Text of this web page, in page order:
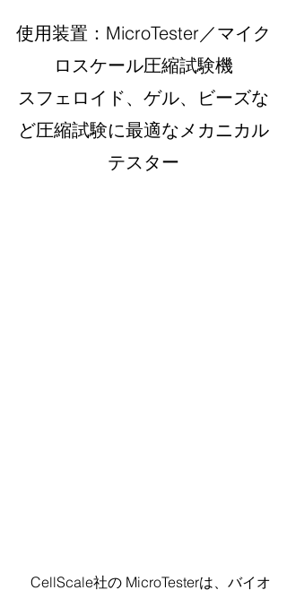
使用装置：MicroTester／マイク
ロスケール圧縮試験機
スフェロイド、ゲル、ビーズな
ど圧縮試験に最適なメカニカル
テスター
CellScale社の MicroTesterは、バイオ